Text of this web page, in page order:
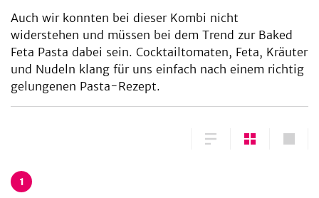
Auch wir konnten bei dieser Kombi nicht
widerstehen und müssen bei dem Trend zur Baked
Feta Pasta dabei sein. Cocktailtomaten, Feta, Kräuter
und Nudeln klang für uns einfach nach einem richtig
gelungenen Pasta-Rezept.
1